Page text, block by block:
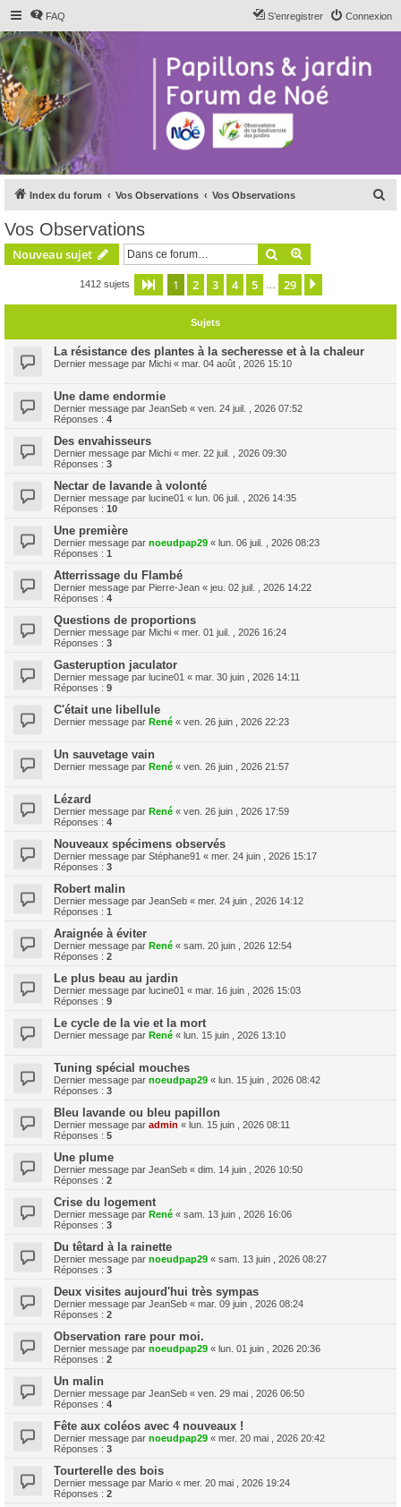
FAQ Connexion
S’enregistrer
Index du forum Vos Observations Vos Observations
Vos Observations
Nouveau sujet Rechercher
1412 sujets Page 1sur29
1 2 3 4 5 29
Sujets
La résistance des plantes à la secheresse et à la chaleur
Dernier message par Michi « mar. 04 août , 2026 15:10
Une dame endormie
Dernier message par JeanSeb « ven. 24 juil. , 2026 07:52
Réponses : 4
Des envahisseurs
Dernier message par Michi « mer. 22 juil. , 2026 09:30
Réponses : 3
Nectar de lavande à volonté
Dernier message par lucine01 « lun. 06 juil. , 2026 14:35
Réponses : 10
Une première
Dernier message par noeudpap29 « lun. 06 juil. , 2026 08:23
Réponses : 1
Atterrissage du Flambé
Dernier message par Pierre-Jean « jeu. 02 juil. , 2026 14:22
Réponses : 4
Questions de proportions
Dernier message par Michi « mer. 01 juil. , 2026 16:24
Réponses : 3
Gasteruption jaculator
Dernier message par lucine01 « mar. 30 juin , 2026 14:11
Réponses : 9
C'était une libellule
Dernier message par René « ven. 26 juin , 2026 22:23
Un sauvetage vain
Dernier message par René « ven. 26 juin , 2026 21:57
Lézard
Dernier message par René « ven. 26 juin , 2026 17:59
Réponses : 4
Nouveaux spécimens observés
Dernier message par Stéphane91 « mer. 24 juin , 2026 15:17
Réponses : 3
Robert malin
Dernier message par JeanSeb « mer. 24 juin , 2026 14:12
Réponses : 1
Araignée à éviter
Dernier message par René « sam. 20 juin , 2026 12:54
Réponses : 2
Le plus beau au jardin
Dernier message par lucine01 « mar. 16 juin , 2026 15:03
Réponses : 9
Le cycle de la vie et la mort
Dernier message par René « lun. 15 juin , 2026 13:10
Tuning spécial mouches
Dernier message par noeudpap29 « lun. 15 juin , 2026 08:42
Réponses : 3
Bleu lavande ou bleu papillon
Dernier message par admin « lun. 15 juin , 2026 08:11
Réponses : 5
Une plume
Dernier message par JeanSeb « dim. 14 juin , 2026 10:50
Réponses : 2
Crise du logement
Dernier message par René « sam. 13 juin , 2026 16:06
Réponses : 3
Du têtard à la rainette
Dernier message par noeudpap29 « sam. 13 juin , 2026 08:27
Réponses : 3
Deux visites aujourd'hui très sympas
Dernier message par JeanSeb « mar. 09 juin , 2026 08:24
Réponses : 2
Observation rare pour moi.
Dernier message par noeudpap29 « lun. 01 juin , 2026 20:36
Réponses : 2
Un malin
Dernier message par JeanSeb « ven. 29 mai , 2026 06:50
Réponses : 4
Fête aux coléos avec 4 nouveaux !
Dernier message par noeudpap29 « mer. 20 mai , 2026 20:42
Réponses : 3
Tourterelle des bois
Dernier message par Mario « mer. 20 mai , 2026 19:24
Réponses : 2